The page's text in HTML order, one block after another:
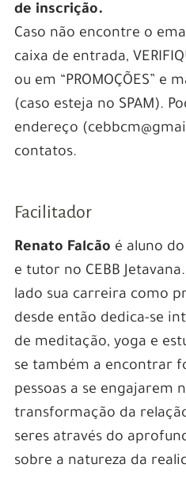
de inscrição.
Caso não encontre o
caixa de entrada,
ou em “PROMOÇÕES” e
(caso esteja no SPAM).
endereço
contatos.
Facilitador
Renato Falcão é aluno
e tutor no CEBB
lado sua carreira como
desde então dedica-se
de meditação, yoga e
se também a encontrar
pessoas a se engajarem
transformação da
seres através do
sobre a natureza da